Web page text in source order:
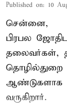
Published on: 10
சென்னை,
பிரபல
தலைவர்கள்,
தொழில்துறை
வருகிறார்.